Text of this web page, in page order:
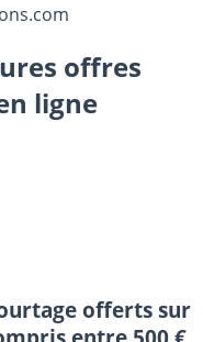
offres
ligne
offerts sur